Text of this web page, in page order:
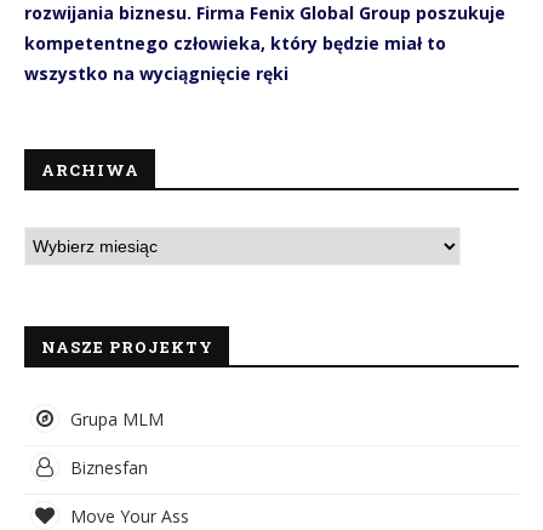
rozwijania biznesu. Firma Fenix Global Group poszukuje
kompetentnego człowieka, który będzie miał to
wszystko na wyciągnięcie ręki
ARCHIWA
NASZE PROJEKTY
Grupa MLM
Biznesfan
Move Your Ass